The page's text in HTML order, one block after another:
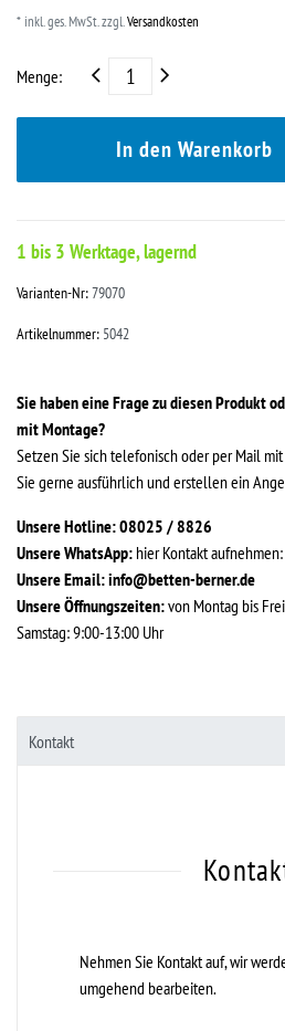
* inkl. ges. MwSt. zzgl.Versandkosten
Menge:
In den Warenkorb
1 bis 3 Werktage, lagernd
Varianten-Nr:79070
Artikelnummer: 5042
Sie haben eine Frage zu diesen Produkt
mit Montage?
Setzen Sie sich telefonisch oder per Mail
Sie gerne ausführlich und erstellen ein
Unsere Hotline: 08025 / 8826
Unsere WhatsApp: hier Kontakt aufnehmen:
Unsere Email:info@betten-berner.de
Unsere Öffnungszeiten:von Montag bis
Samstag: 9:00-13:00 Uhr
Kontakt
Nehmen Sie Kontakt auf, wir
umgehend bearbeiten.